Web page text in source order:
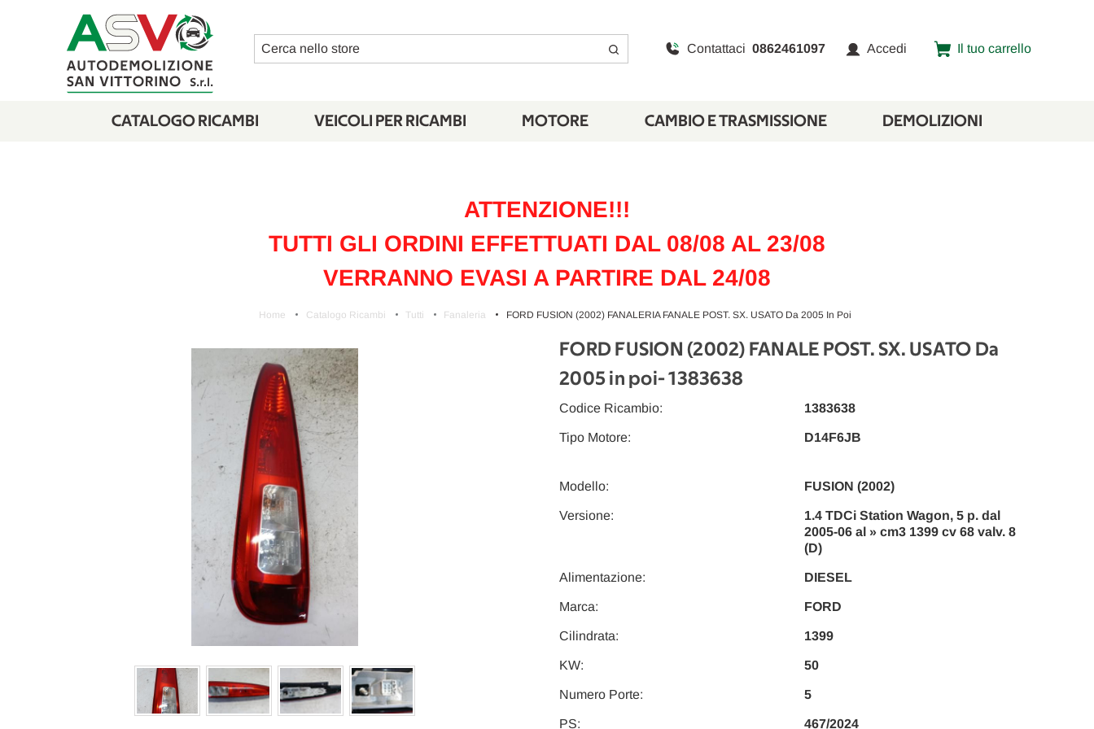
Cerca Contattaci 0862461097 Accedi Il tuo carrello
CATALOGO RICAMBI VEICOLI PER RICAMBI MOTORE CAMBIO E TRASMISSIONE DEMOLIZIONI
ATTENZIONE!!!
TUTTI GLI ORDINI EFFETTUATI DAL 08/08 AL 23/08
VERRANNO EVASI A PARTIRE DAL 24/08
Home Catalogo Ricambi Tutti Fanaleria FORD FUSION (2002) FANALERIA FANALE POST. SX. USATO Da 2005 In Poi
FORD FUSION (2002) FANALE POST. SX. USATO Da
2005 in poi- 1383638
Modello: FUSION (2002)
Versione:
1.4 TDCi Station Wagon, 5 p. dal
2005-06 al » cm3 1399 cv 68 valv. 8
(D)
Codice Ricambio: 1383638
Cilindrata: 1399
Alimentazione: DIESEL
Tipo Motore: D14F6JB
Marca: FORD
KW: 50
Numero Porte: 5
PS: 467/2024